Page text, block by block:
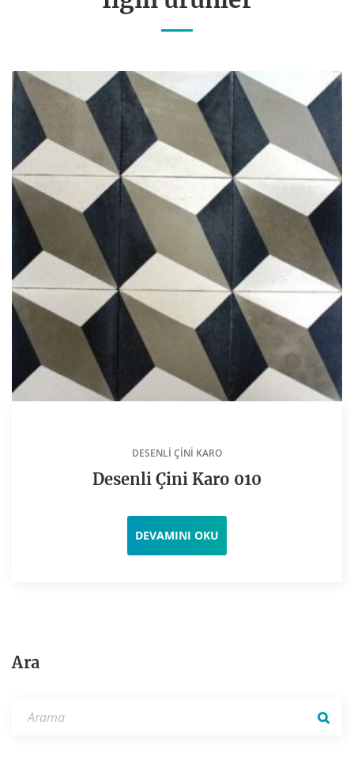
DESENLI ÇINI KARO
Desenli Çini Karo 010
DEVAMINI OKU
Ara